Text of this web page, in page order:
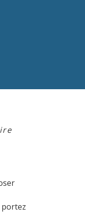
portez